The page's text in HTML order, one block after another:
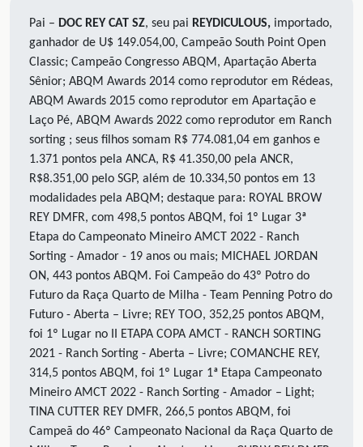
Pai – DOC REY CAT SZ, seu pai REYDICULOUS, importado,
ganhador de U$ 149.054,00, Campeão South Point Open
Classic; Campeão Congresso ABQM, Apartação Aberta
Sênior; ABQM Awards 2014 como reprodutor em Rédeas,
ABQM Awards 2015 como reprodutor em Apartação e
Laço Pé, ABQM Awards 2022 como reprodutor em Ranch
sorting ; seus filhos somam R$ 774.081,04 em ganhos e
1.371 pontos pela ANCA, R$ 41.350,00 pela ANCR,
R$8.351,00 pelo SGP, além de 10.334,50 pontos em 13
modalidades pela ABQM; destaque para: ROYAL BROW
REY DMFR, com 498,5 pontos ABQM, foi 1º Lugar 3ª
Etapa do Campeonato Mineiro AMCT 2022 - Ranch
Sorting - Amador - 19 anos ou mais; MICHAEL JORDAN
ON, 443 pontos ABQM. Foi Campeão do 43º Potro do
Futuro da Raça Quarto de Milha - Team Penning Potro do
Futuro - Aberta – Livre; REY TOO, 352,25 pontos ABQM,
foi 1º Lugar no II ETAPA COPA AMCT - RANCH SORTING
2021 - Ranch Sorting - Aberta – Livre; COMANCHE REY,
314,5 pontos ABQM, foi 1º Lugar 1ª Etapa Campeonato
Mineiro AMCT 2022 - Ranch Sorting - Amador – Light;
TINA CUTTER REY DMFR, 266,5 pontos ABQM, foi
Campeã do 46º Campeonato Nacional da Raça Quarto de